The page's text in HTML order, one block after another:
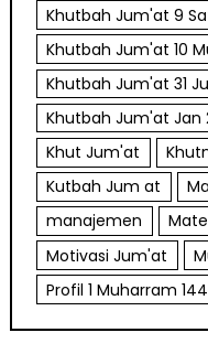
Khutbah Jum'at 9
Khutbah Jum'at 10
Khutbah Jum'at 31
Khutbah Jum'at Jan
Khut Jum'at
Kutbah Jum at
manajemen
Motivasi Jum'at
Profil 1 Muharram